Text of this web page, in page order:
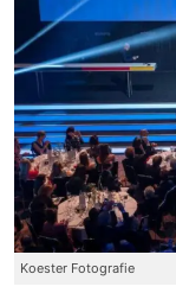
Koester Fotografie